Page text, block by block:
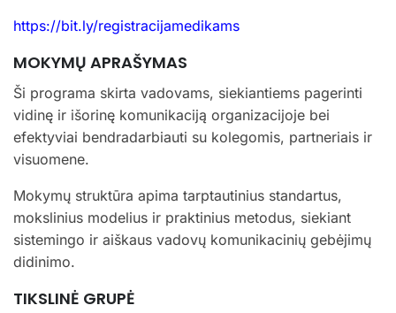
https://bit.ly/registracijamedikams
MOKYMŲ APRAŠYMAS
Ši programa skirta vadovams, siekiantiems pagerinti
vidinę ir išorinę komunikaciją organizacijoje bei
efektyviai bendradarbiauti su kolegomis, partneriais ir
visuomene.
Mokymų struktūra apima tarptautinius standartus,
mokslinius modelius ir praktinius metodus, siekiant
sistemingo ir aiškaus vadovų komunikacinių gebėjimų
didinimo.
TIKSLINĖ GRUPĖ